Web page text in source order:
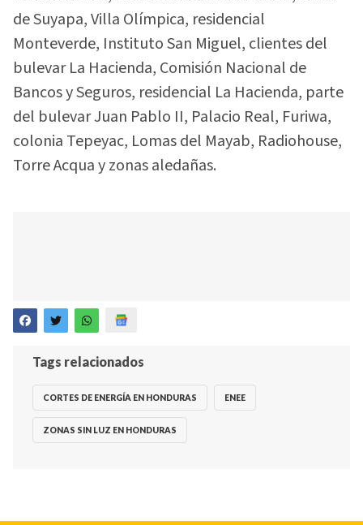
de Suyapa, Villa Olímpica, residencial
Monteverde, Instituto San Miguel, clientes del
bulevar La Hacienda, Comisión Nacional de
Bancos y Seguros, residencial La Hacienda, parte
del bulevar Juan Pablo II, Palacio Real, Furiwa,
colonia Tepeyac, Lomas del Mayab, Radiohouse,
Torre Acqua y zonas aledañas.
Tags relacionados
CORTES DE ENERGÍA EN HONDURAS ENEE
ZONAS SIN LUZ EN HONDURAS